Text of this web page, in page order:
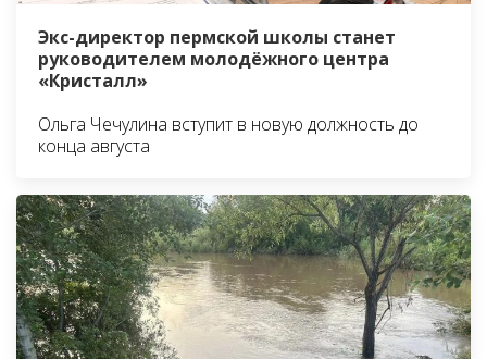
Экс-директор пермской школы станет
руководителем молодёжного центра
«Кристалл»
Ольга Чечулина вступит в новую должность до
конца августа